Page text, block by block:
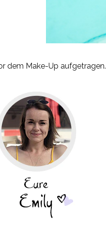
dem Make-Up aufgetragen.